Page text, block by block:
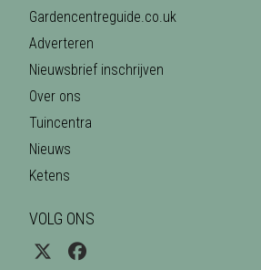
Gardencentreguide.co.uk
Adverteren
Nieuwsbrief inschrijven
Over ons
Tuincentra
Nieuws
Ketens
VOLG ONS